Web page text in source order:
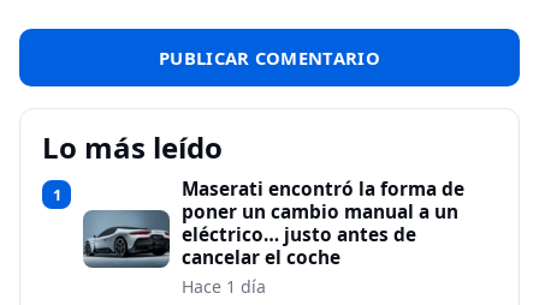
Lo más leído
1
Maserati encontró la forma de
poner un cambio manual a un
eléctrico… justo antes de
cancelar el coche
Hace 1 día